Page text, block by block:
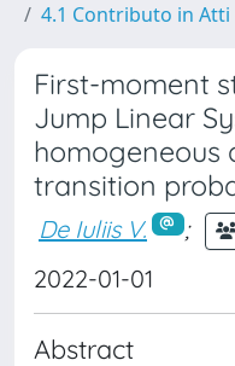
4.1 Contributo in
First-moment
Jump Linear
homogeneous
transition
De Iuliis V.
;
2022-01-01
Abstract